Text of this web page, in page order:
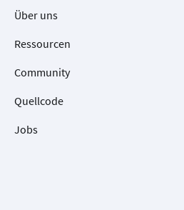
Über uns
Ressourcen
Community
Quellcode
Jobs